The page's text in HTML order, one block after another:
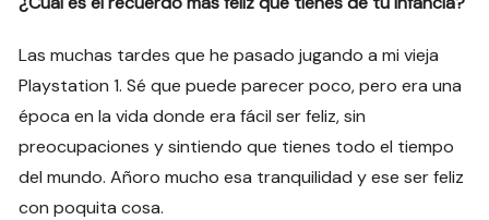
Las muchas tardes que he pasado jugando a mi vieja
Playstation 1. Sé que puede parecer poco, pero era una
época en la vida donde era fácil ser feliz, sin
preocupaciones y sintiendo que tienes todo el tiempo
del mundo. Añoro mucho esa tranquilidad y ese ser feliz
con poquita cosa.